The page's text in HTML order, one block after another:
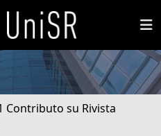
Contributo su Rivista